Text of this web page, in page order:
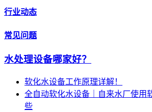
行业动态
常见问题
水处理设备哪家好？
软化水设备工作原理详解！
全自动软化水设备｜自来水厂使用
些